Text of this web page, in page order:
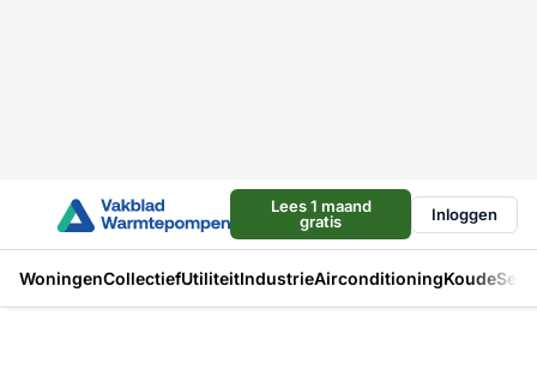
Lees 1 maand
gratis
Inloggen
WoningenCollectiefUtiliteitIndustrieAirconditioningKoude